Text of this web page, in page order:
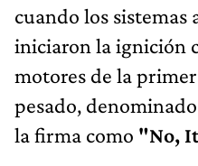
cuando los sistemas
iniciaron la ignición
motores de la
pesado,
la firma como "No,